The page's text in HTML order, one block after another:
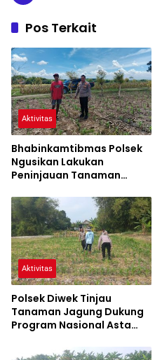
Pos Terkait
Aktivitas
Bhabinkamtibmas Polsek
Ngusikan Lakukan
Peninjauan Tanaman
Mendukung Ketahanan
Pangan
Aktivitas
Polsek Diwek Tinjau
Tanaman Jagung Dukung
Program Nasional Asta